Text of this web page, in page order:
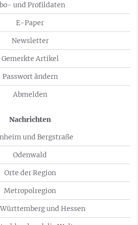
und Profildaten
E-Paper
Newsletter
Gemerkte Artikel
Passwort ändern
Abmelden
Nachrichten
und Bergstraße
Odenwald
Orte der Region
Metropolregion
und Hessen